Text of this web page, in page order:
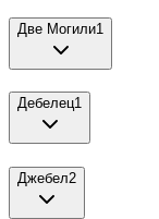
Две Могили1
Дебелец1
Джебел2